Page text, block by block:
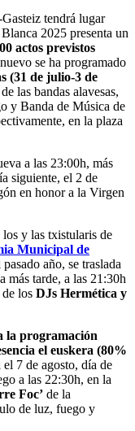
tendrá lugar
2025 presenta un
actos previstos
se ha programado
(31 de julio-3 de
las bandas alavesas,
y Banda de Música de
en la plaza
a las 23:00h, más
siguiente, el 2 de
en honor a la Virgen
y las txistularis de
Municipal de
año, se traslada
más tarde, a las 21:30h
los DJs Hermética y
la programación
el euskera (80%
7 de agosto, día de
a las 22:30h, en la
Foc’ de la
de luz, fuego y